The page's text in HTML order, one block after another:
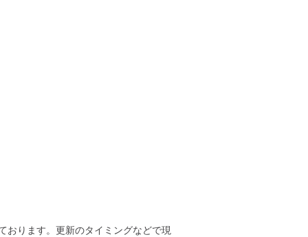
おります。更新のタイミングなどで現